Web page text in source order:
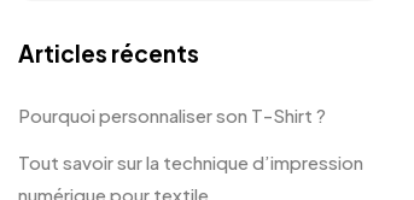
Articles récents
Pourquoi personnaliser son T-Shirt ?
Tout savoir sur la technique d’impression
numérique pour textile